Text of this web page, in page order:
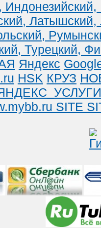
Индонезийский,
Латышский,
Турецкий,
Яндекс
HSK КРУЗ
SITE